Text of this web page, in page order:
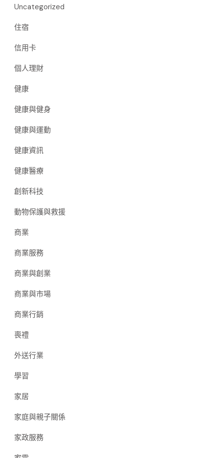
Uncategorized
住宿
信用卡
個人理財
健康
健康與健身
健康與運動
健康資訊
健康醫療
創新科技
動物保護與救援
商業
商業服務
商業與創業
商業與市場
商業行銷
喪禮
外送行業
學習
家居
家庭與親子關係
家政服務